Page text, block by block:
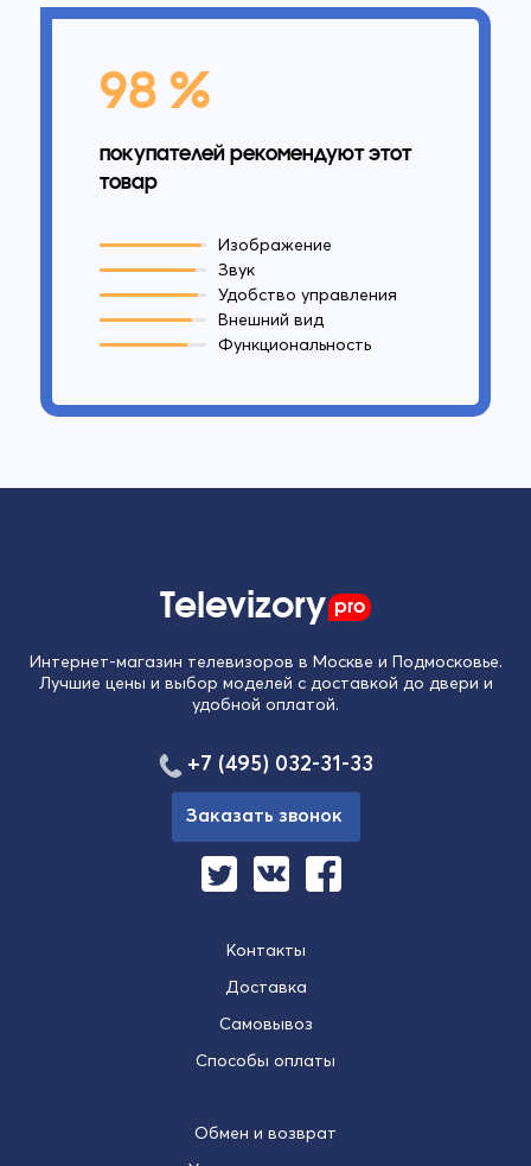
98 %
покупателей рекомендуют этот
товар
Изображение
Звук
Удобство управления
Внешний вид
Функциональность
Televizory pro
Интернет-магазин телевизоров в Москве и Подмосковье.
Лучшие цены и выбор моделей с доставкой до двери и
удобной оплатой.
Контакты
Доставка
Самовывоз
Способы оплаты
Обмен и возврат
+7 (495) 032-31-33
Заказать звонок